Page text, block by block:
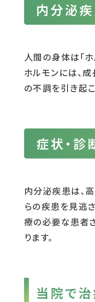
内分泌
人間の身体は「
ホルモンには、
の不調を引き起
症状・診
内分泌疾患は、
らの疾患を見逃
療の必要な患者
ります。
当院で